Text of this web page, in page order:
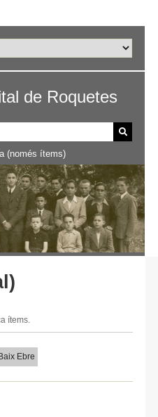
(només ítems)
ítems.
Ebre